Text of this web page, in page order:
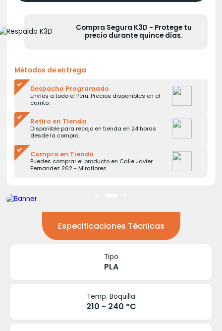
Compra Segura K3D - Protege tu
precio durante quince días.
Métodos de entrega
Despacho Programado
Envíos a todo el Perú. Precios disponibles en el
carrito.
Retiro en Tienda
Disponible para recojo en tienda en 24 horas
desde la compra.
Compra en Tienda
Puedes comprar el producto en Calle Javier
Fernandez 262 - Miraflores.
Especificaciones Técnicas
Tipo
PLA
Temp. Boquilla
210 - 240 °C